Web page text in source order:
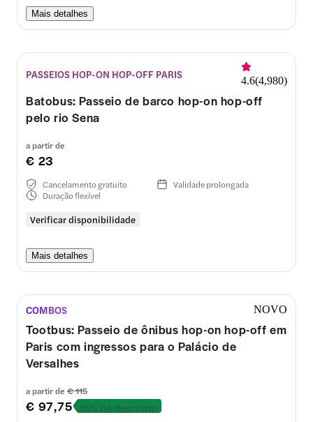
Mais detalhes
PASSEIOS HOP-ON HOP-OFF PARIS 4.6(4,980)
Batobus: Passeio de barco hop-on hop-off
pelo rio Sena
a partir de
€ 23
Verificar disponibilidade
Cancelamento gratuito
Validade prolongada
Duração flexível
Mais detalhes
COMBOS NOVO
Tootbus: Passeio de ônibus hop-on hop-off em
Paris com ingressos para o Palácio de
Versalhes
a partir de € 115
€ 97,75 15% de desconto